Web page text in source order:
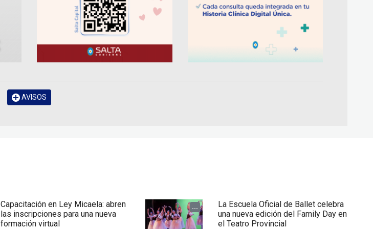
AVISOS
Capacitación en Ley Micaela: abren
las inscripciones para una nueva
formación virtual
...
La Escuela Oficial de Ballet celebra
una nueva edición del Family Day en
el Teatro Provincial